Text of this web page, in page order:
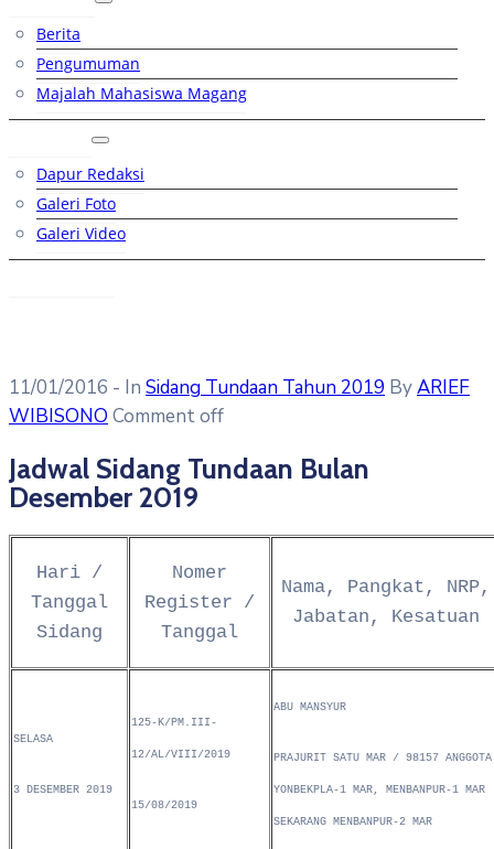
Berita
Pengumuman
Majalah Mahasiswa Magang
Dapur Redaksi
Galeri Foto
Galeri Video
11/01/2016 - In Sidang Tundaan Tahun 2019 ByARIEF
WIBISONO Comment off
Jadwal Sidang Tundaan Bulan
Desember 2019
Hari /
Tanggal
Sidang
Nomer
Register /
Tanggal
Nama, Pangkat, NRP,
Jabatan, Kesatuan
SELASA
3 DESEMBER 2019
125-K/PM.III-
12/AL/VIII/2019
15/08/2019
ABU MANSYUR
PRAJURIT SATU MAR / 98157 ANGGOTA
YONBEKPLA-1 MAR, MENBANPUR-1 MAR
SEKARANG MENBANPUR-2 MAR